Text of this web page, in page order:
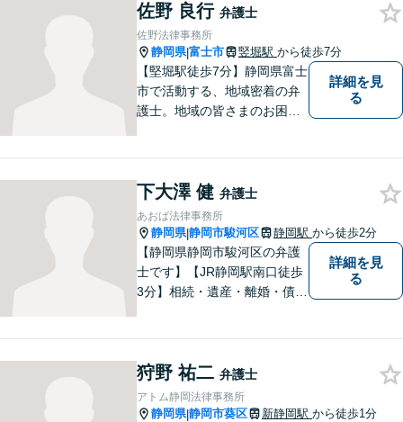
佐野 良行 弁護士
佐野法律事務所
静岡県|富士市 竪堀駅 から徒歩7分
【堅堀駅徒歩7分】静岡県富士
市で活動する、地域密着の弁
護士。地域の皆さまのお困り
問題に対応可能です。お気軽
にご相談ください。
詳細を見
る
下大澤 健 弁護士
あおば法律事務所
静岡県|静岡市駿河区 静岡駅 から徒歩2分
【静岡県静岡市駿河区の弁護
士です】【JR静岡駅南口徒歩
3分】相続・遺産・離婚・債務
整理など企業に関わる問題を
幅広く取り扱っております。
どうぞお気軽にご相談くださ
詳細を見
る
狩野 祐二 弁護士
アトム静岡法律事務所
静岡県|静岡市葵区 新静岡駅 から徒歩1分